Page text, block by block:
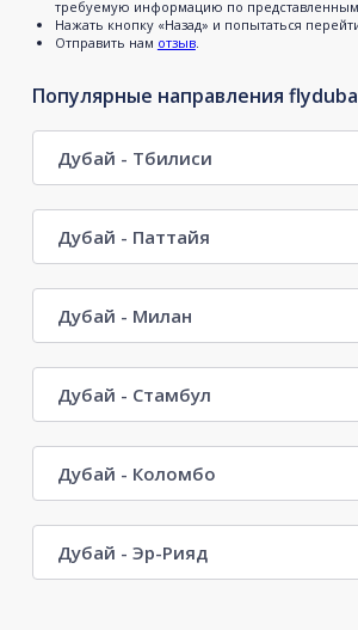
требуемую информацию по представленным
Нажать кнопку «Назад» и попытаться
Отправить нам отзыв.
Популярные направления
Дубай - Тбилиси
Дубай - Паттайя
Дубай - Милан
Дубай - Стамбул
Дубай - Коломбо
Дубай - Эр-Рияд